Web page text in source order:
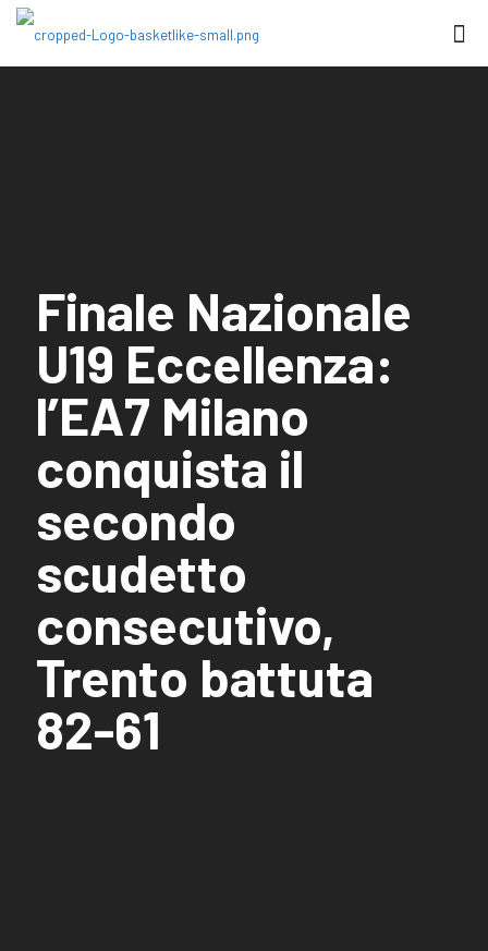
Finale Nazionale
U19 Eccellenza:
l’EA7 Milano
conquista il
secondo
scudetto
consecutivo,
Trento battuta
82-61